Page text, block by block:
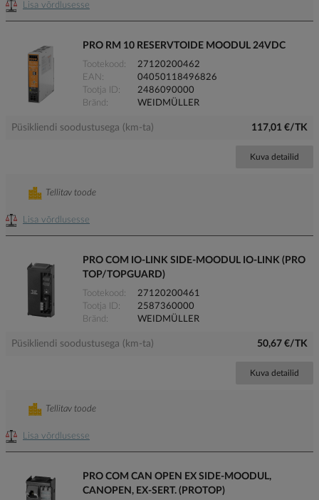
Lisa võrdlusesse
PRO RM 10 RESERVTOIDE MOODUL 24VDC
Tootekood
27120200462
EAN
04050118496826
Tootja ID
2486090000
Bränd
WEIDMÜLLER
Püsikliendi soodustusega (km-ta) 117,01 €/TK
Kuva detailid
Lisa võrdlusesse
Tellitav toode
PRO COM IO-LINK SIDE-MOODUL IO-LINK (PRO
TOP/TOPGUARD)
Tootekood
27120200461
Tootja ID
2587360000
Bränd
WEIDMÜLLER
Püsikliendi soodustusega (km-ta) 50,67 €/TK
Kuva detailid
Lisa võrdlusesse
Tellitav toode
PRO COM CAN OPEN EX SIDE-MOODUL,
CANOPEN, EX-SERT. (PROTOP)